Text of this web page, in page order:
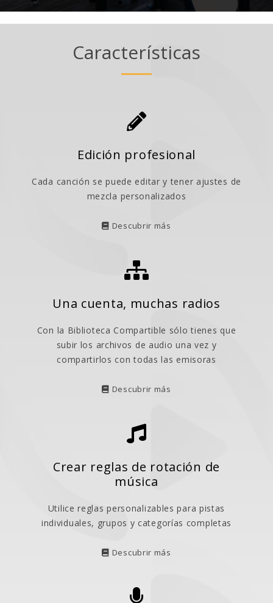
Características
Edición profesional
Cada canción se puede editar y tener ajustes de
mezcla personalizados
Descubrir más
Una cuenta, muchas radios
Con la Biblioteca Compartible sólo tienes que
subir los archivos de audio una vez y
compartirlos con todas las emisoras
Descubrir más
Crear reglas de rotación de
música
Utilice reglas personalizables para pistas
individuales, grupos y categorías completas
Descubrir más